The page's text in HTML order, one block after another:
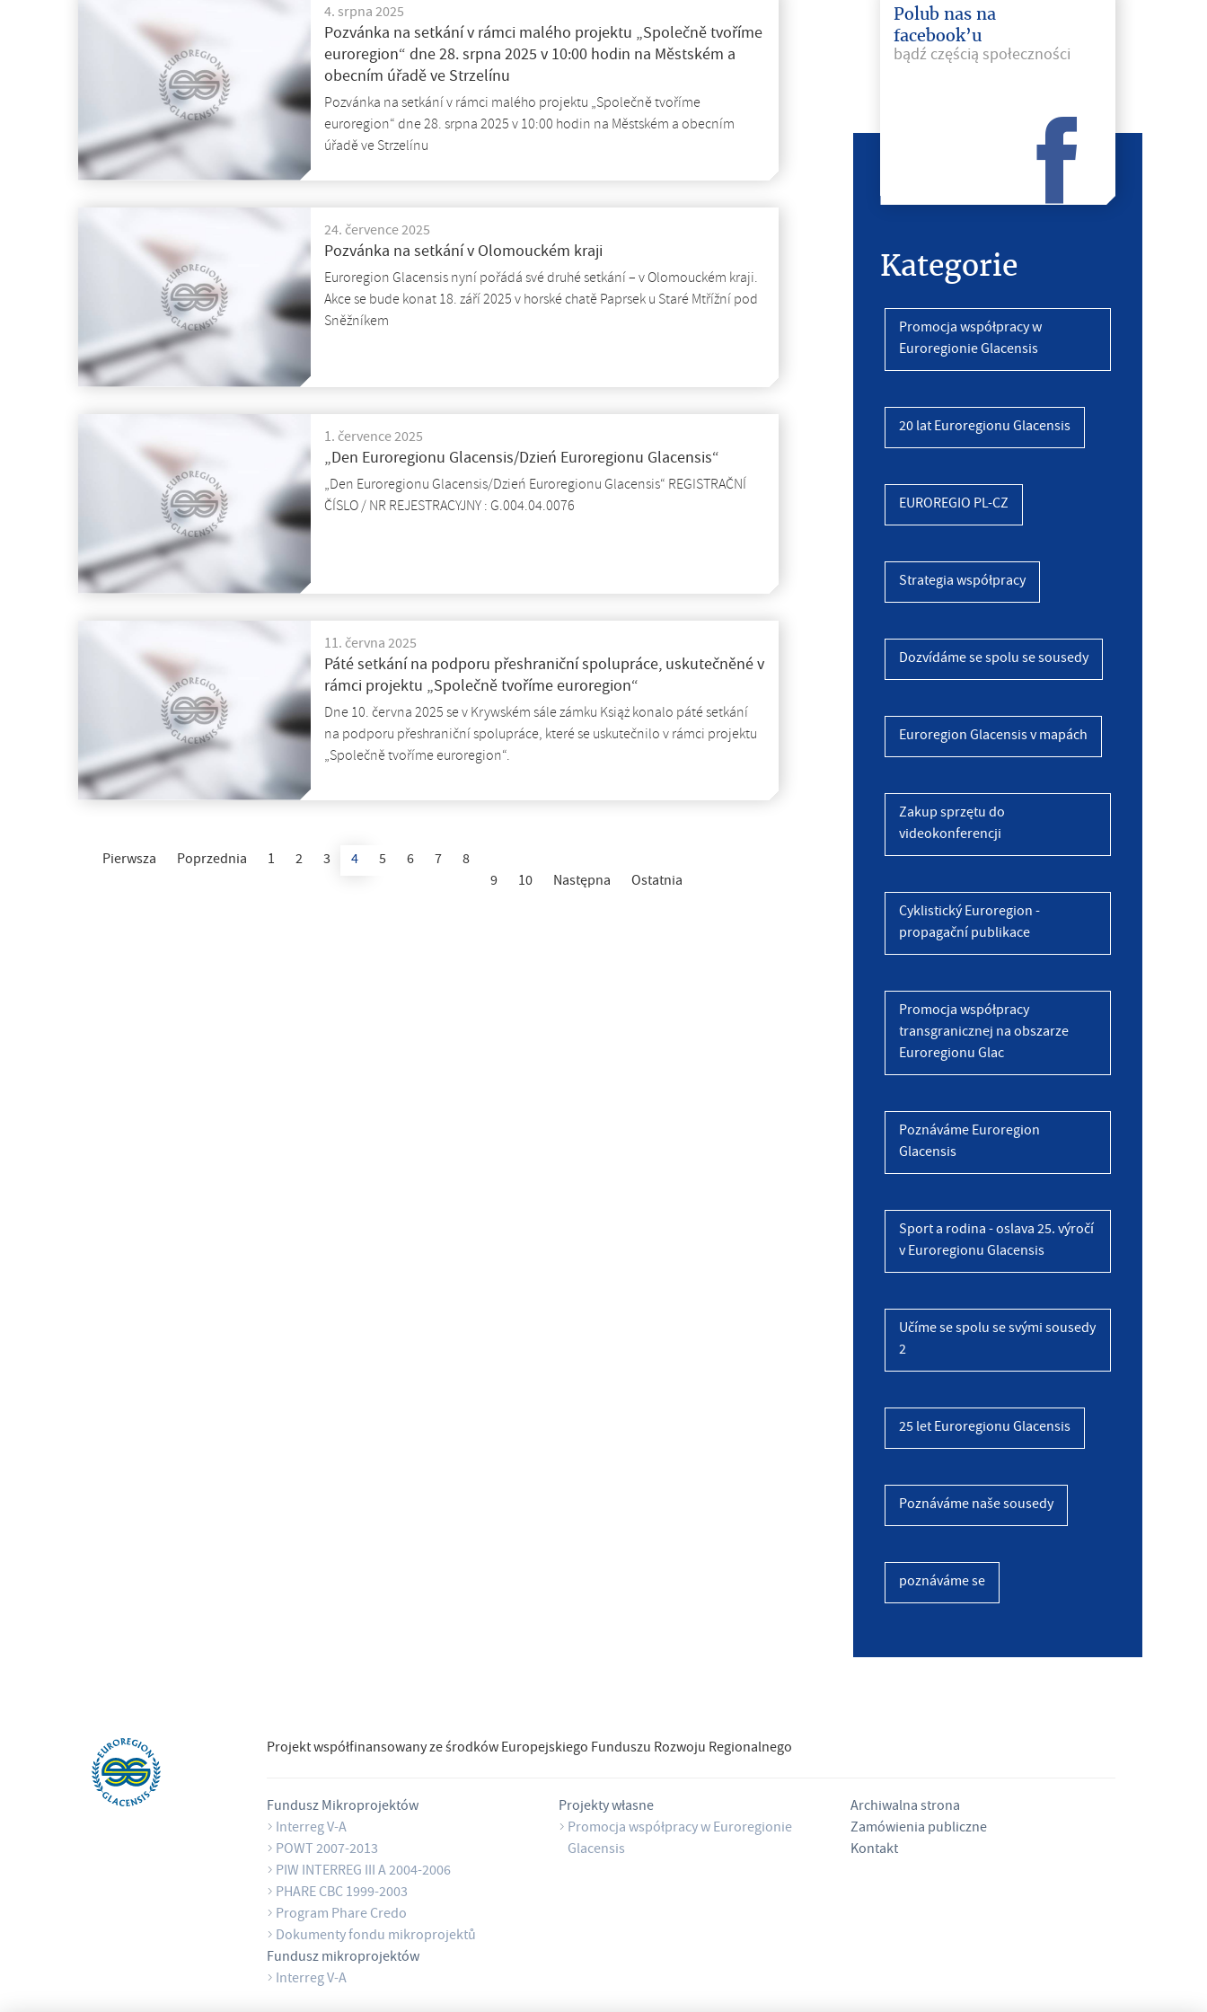
Polub nas na
facebook’u
bądź częścią społeczności
Kategorie
Promocja współpracy w
Euroregionie Glacensis
20 lat Euroregionu Glacensis
EUROREGIO PL-CZ
Strategia współpracy
Dozvídáme se spolu se sousedy
Euroregion Glacensis v mapách
Zakup sprzętu do
videokonferencji
Cyklistický Euroregion -
propagační publikace
Promocja współpracy
transgranicznej na obszarze
Euroregionu Glac
Poznáváme Euroregion
Glacensis
Sport a rodina - oslava 25. výročí
v Euroregionu Glacensis
Učíme se spolu se svými sousedy
2
25 let Euroregionu Glacensis
Poznáváme naše sousedy
poznáváme se
4. srpna 2025
Pozvánka na setkání v rámci malého projektu „Společně tvoříme
euroregion“ dne 28. srpna 2025 v 10:00 hodin na Městském a
obecním úřadě ve Strzelínu
Pozvánka na setkání v rámci malého projektu „Společně tvoříme
euroregion“ dne 28. srpna 2025 v 10:00 hodin na Městském a obecním
úřadě ve Strzelínu
24. července 2025
Pozvánka na setkání v Olomouckém kraji
Euroregion Glacensis nyní pořádá své druhé setkání – v Olomouckém kraji.
Akce se bude konat 18. září 2025 v horské chatě Paprsek u Staré Mtřížní pod
Sněžníkem
1. července 2025
„Den Euroregionu Glacensis/Dzień Euroregionu Glacensis“
„Den Euroregionu Glacensis/Dzień Euroregionu Glacensis“ REGISTRAČNÍ
ČÍSLO / NR REJESTRACYJNY : G.004.04.0076
11. června 2025
Páté setkání na podporu přeshraniční spolupráce, uskutečněné v
rámci projektu „Společně tvoříme euroregion“
Dne 10. června 2025 se v Krywském sále zámku Książ konalo páté setkání
na podporu přeshraniční spolupráce, které se uskutečnilo v rámci projektu
„Společně tvoříme euroregion“.
Pierwsza Poprzednia 1 2 3 4 5 6 7
8
9
10 Następna Ostatnia
Projekt współfinansowany ze środków Europejskiego Funduszu Rozwoju Regionalnego
Fundusz Mikroprojektów
Interreg V-A
POWT 2007-2013
PIW INTERREG III A 2004-2006
PHARE CBC 1999-2003
Program Phare Credo
Dokumenty fondu mikroprojektů
Fundusz mikroprojektów
Interreg V-A
Projekty własne
Promocja współpracy w Euroregionie
Glacensis
Archiwalna strona
Zamówienia publiczne
Kontakt